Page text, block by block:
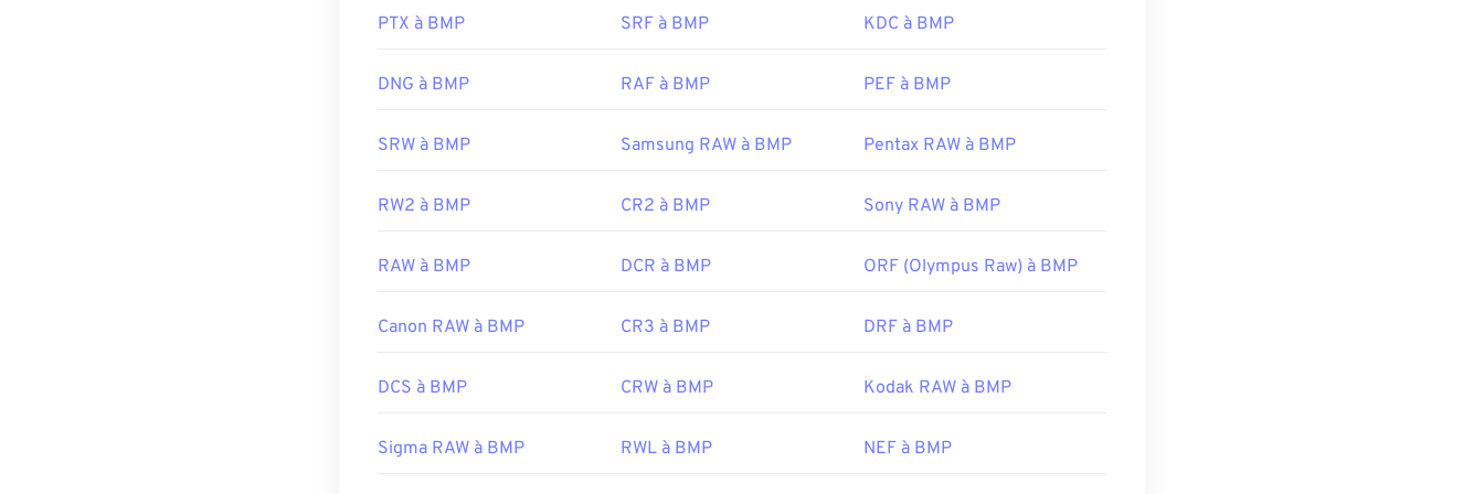
pensez à utiliser
. Parmi les autres applications compatibles avec l'ouverture des
etColorStrokes
Développé par :
Microsoft Corporation
https://en.wikipedia.org/wiki/BMP_file_format
PTX à BMP SRF à BMP KDC à BMP
DNG à BMP RAF à BMP PEF à BMP
SRW à BMP Samsung RAW à BMP Pentax RAW à BMP
RW2 à BMP CR2 à BMP Sony RAW à BMP
RAW à BMP DCR à BMP ORF (Olympus Raw) à BMP
Canon RAW à BMP CR3 à BMP DRF à BMP
DCS à BMP CRW à BMP Kodak RAW à BMP
Sigma RAW à BMP RWL à BMP NEF à BMP